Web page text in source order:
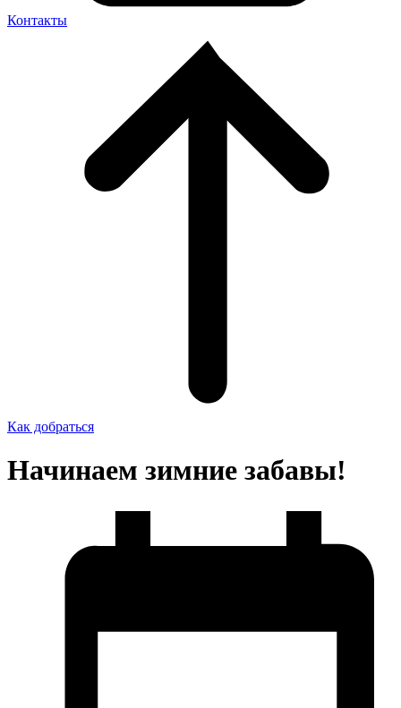
Контакты
Как добраться
Начинаем зимние забавы!